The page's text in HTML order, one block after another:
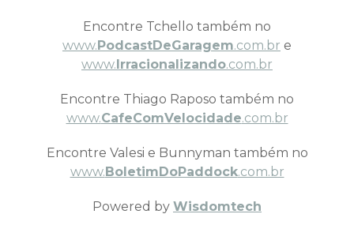
Encontre Tchello também no
www.PodcastDeGaragem.com.br e
www.Irracionalizando.com.br
Encontre Thiago Raposo também no
www.CafeComVelocidade.com.br
Encontre Valesi e Bunnyman também no
www.BoletimDoPaddock.com.br
Powered by Wisdomtech